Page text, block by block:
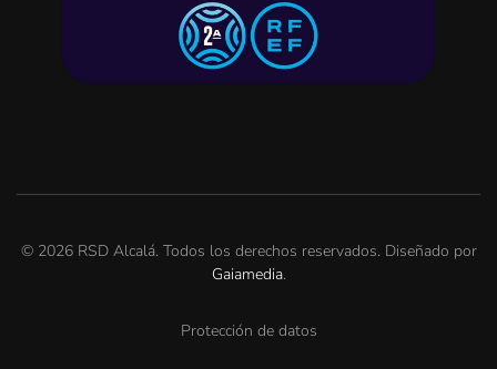
© 2026RSD Alcalá. Todos los derechos reservados. Diseñado por
Gaiamedia.
Protección de datos